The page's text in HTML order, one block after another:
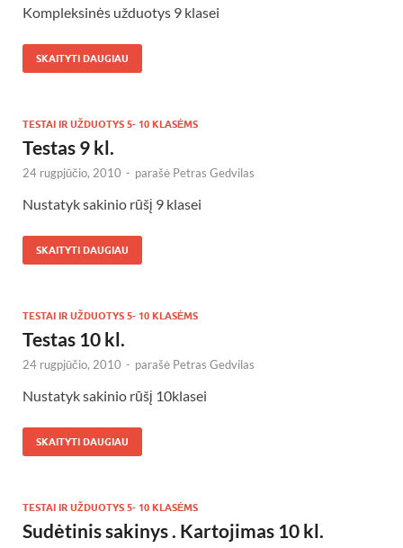
Kompleksinės užduotys 9 klasei
SKAITYTI DAUGIAU
TESTAI IR UŽDUOTYS 5- 10 KLASĖMS
Testas 9 kl.
24 rugpjūčio, 2010 - parašė Petras Gedvilas
Nustatyk sakinio rūšį 9 klasei
SKAITYTI DAUGIAU
TESTAI IR UŽDUOTYS 5- 10 KLASĖMS
Testas 10 kl.
24 rugpjūčio, 2010 - parašė Petras Gedvilas
Nustatyk sakinio rūšį 10klasei
SKAITYTI DAUGIAU
TESTAI IR UŽDUOTYS 5- 10 KLASĖMS
Sudėtinis sakinys . Kartojimas 10 kl.